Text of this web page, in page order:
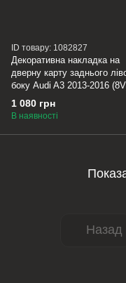
ID товару: 1082827
Декоративна накладка на
дверну карту заднього
боку Audi A3 2013-2016
8V4867419ARI2
1 080 грн
В наявності
Назад